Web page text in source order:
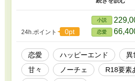
けると脅し、王女は国を守るためとクリ
24h.ポイント 0pt
小説
恋愛
恋愛 ハッピーエンド 異
甘々
ノーチェ R18要素